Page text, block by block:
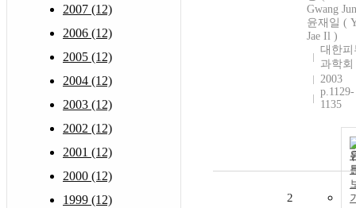
2007 (12)
2006 (12)
2005 (12)
2004 (12)
2003 (12)
2002 (12)
2001 (12)
2000 (12)
1999 (12)
Gwang
윤재일 (
Jae Il )
대한피
과학회
2003
p.1129-
1135
2